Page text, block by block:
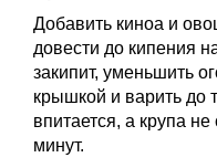
Добавить киноа и
довести до кипения
закипит, уменьшить
крышкой и варить до
впитается, а крупа
минут.